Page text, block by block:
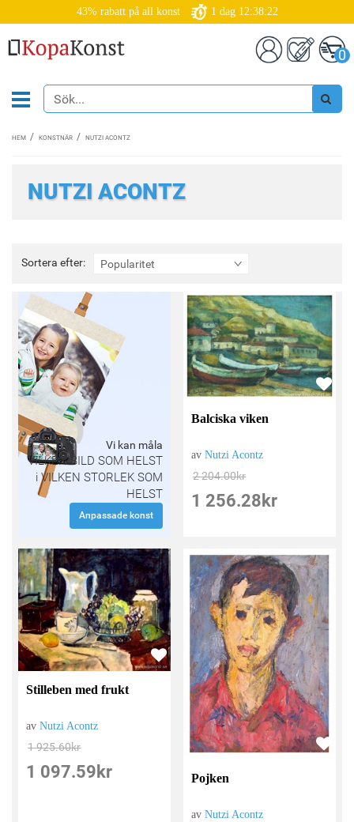
43% rabatt på all konst 1 dag 12:38:22
0
HEM KONSTNÄR NUTZI ACONTZ
NUTZI ACONTZ
Sortera efter: Popularitet
Sortera
efter:
Vi kan måla
VILKEN BILD SOM HELST
i VILKEN STORLEK SOM
HELST
Anpassade konst
Balciska viken
avNutzi Acontz
2 204.00kr
1 256.28 kr
Stilleben med frukt
avNutzi Acontz
1 925.60kr
1 097.59 kr Pojken
avNutzi Acontz